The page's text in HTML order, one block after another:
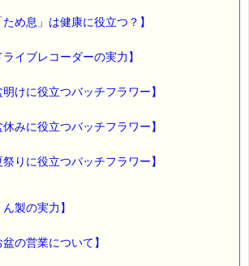
る
(*^_^*)
だきありがとうございます。
もお待ちしております。
eクーポン券 プレゼント
め息」は健康に役立つ？】
イブレコーダーの実力】
けに役立つバッチフラワー】
みに役立つバッチフラワー】
りに役立つバッチフラワー】
製の実力】
の営業について】